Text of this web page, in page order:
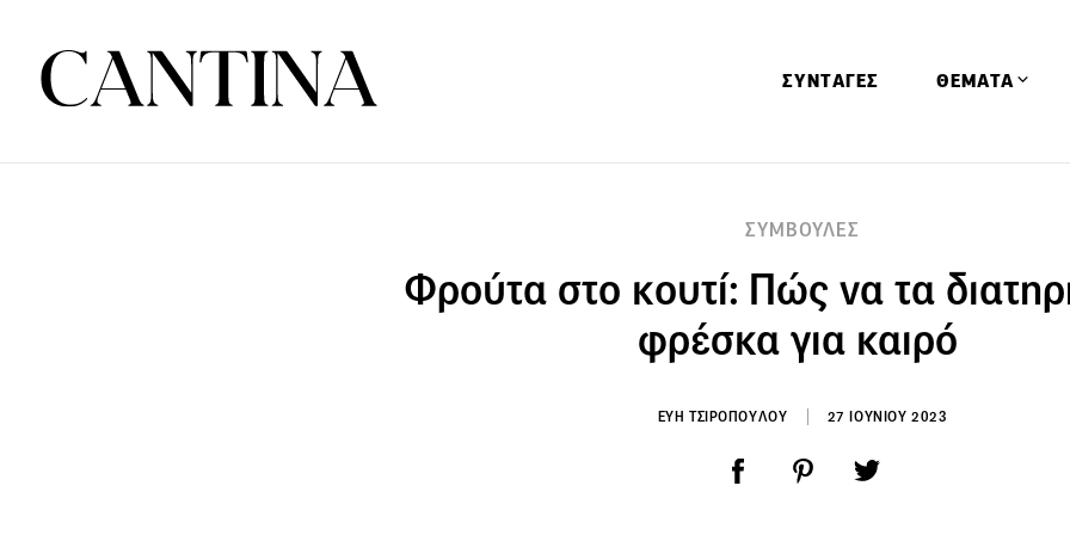
ΣΥΝΤΑΓΕΣ ΘΕΜΑΤΑ
Ειδήσεις
Έρευνες
ΣΥΜΒΟΥΛΕΣ
Φρούτα στο κουτί: Πώς να τα
φρέσκα για καιρό
ΕΥΗ ΤΣΙΡΟΠΟΥΛΟΥ 27 ΙΟΥΝΙΟΥ 2023